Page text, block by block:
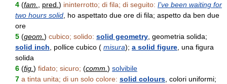
4 (fam. pred. ) ininterrotto; di fila; di seguito: I've been waiting for
two hours solid , ho aspettato due ore di fila; aspetto da ben due
ore
5 (geom. ) cubico; solido: solid geometry , geometria solida;
solid inch , pollice cubico ( misura); a solid figure , una figura
solida
6 (fig. ) fidato; sicuro; (comm. ) solvibile
7 a tinta unita; di un solo colore: solid colours , colori uniformi;